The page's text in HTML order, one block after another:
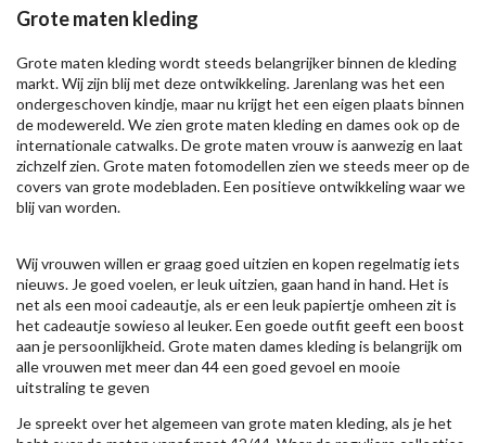
Grote maten kleding
Grote maten kleding wordt steeds belangrijker binnen de kleding
markt. Wij zijn blij met deze ontwikkeling. Jarenlang was het een
ondergeschoven kindje, maar nu krijgt het een eigen plaats binnen
de modewereld. We zien grote maten kleding en dames ook op de
internationale catwalks. De grote maten vrouw is aanwezig en laat
zichzelf zien. Grote maten fotomodellen zien we steeds meer op de
covers van grote modebladen. Een positieve ontwikkeling waar we
blij van worden.
Wij vrouwen willen er graag goed uitzien en kopen regelmatig iets
nieuws. Je goed voelen, er leuk uitzien, gaan hand in hand. Het is
net als een mooi cadeautje, als er een leuk papiertje omheen zit is
het cadeautje sowieso al leuker. Een goede outfit geeft een boost
aan je persoonlijkheid. Grote maten dames kleding is belangrijk om
alle vrouwen met meer dan 44 een goed gevoel en mooie
uitstraling te geven
Je spreekt over het algemeen van grote maten kleding, als je het